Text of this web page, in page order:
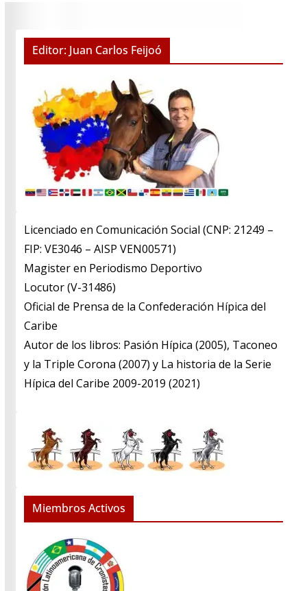
Editor: Juan Carlos Feijoó
Licenciado en Comunicación Social (CNP: 21249 –
FIP: VE3046 – AISP VEN00571)
​Magister en Periodismo Deportivo
​Locutor (V-31486)
​Oficial de Prensa de la Confederación Hípica del
Caribe
​Autor de los libros: Pasión Hípica (2005), Taconeo
y la Triple Corona (2007) y La historia de la Serie
Hípica del Caribe 2009-2019 (2021)
Miembros Activos